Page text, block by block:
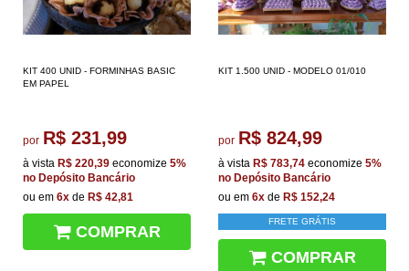
KIT 400 UNID - FORMINHAS BASIC
EM PAPEL
por R$ 231,99
à vista R$ 220,39 economize 5%
no Depósito Bancário
ou em 6x de R$ 42,81
COMPRAR
KIT 1.500 UNID - MODELO 01/010
por R$ 824,99
à vista R$ 783,74 economize 5%
no Depósito Bancário
ou em 6x de R$ 152,24
FRETE GRÁTIS
COMPRAR